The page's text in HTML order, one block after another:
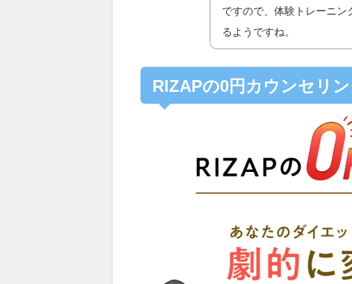
ですので、体験トレーニン
るようですね。
RIZAPの0円カウンセリ